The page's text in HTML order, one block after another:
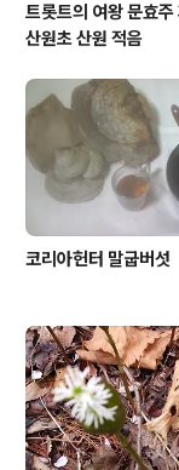
트롯트의 여왕 문효주
산원초 산원 적음
코리아헌터 말굽버섯